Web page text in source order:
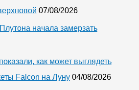
07/08/2026
начала замерзать
как может выглядеть
Falcon на Луну 04/08/2026